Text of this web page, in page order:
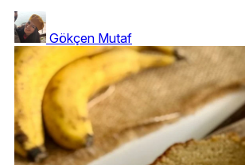
Gökçen Mutaf